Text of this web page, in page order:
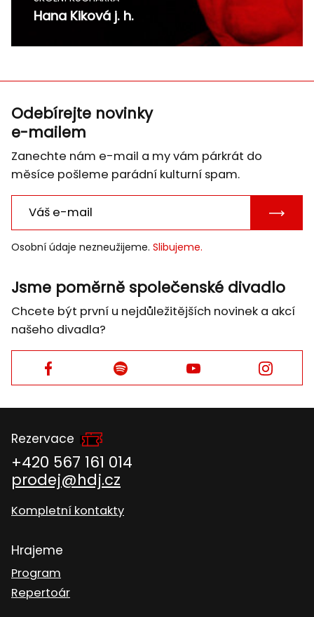
Hana Kiková j. h.
Odebírejte novinky
e-mailem
Zanechte nám e-mail a my vám párkrát do
měsíce pošleme parádní kulturní spam.
E-
Osobní údaje nezneužijeme. Slibujeme.
Jsme poměrně společenské divadlo
Chcete být první u nejdůležitějších novinek a akcí
našeho divadla?
Facebook Facebook Facebook Facebook
Rezervace
+420 567 161 014
prodej@hdj.cz
Kompletní kontakty
Hrajeme
Program
Repertoár
© 2026 Horácke divadlo Jihlava
Obchodní podmínky
Cookies
Prohlášení o přístupnosti